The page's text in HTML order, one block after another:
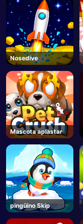
Nosedive
Mascota aplastar
pingüino Skip